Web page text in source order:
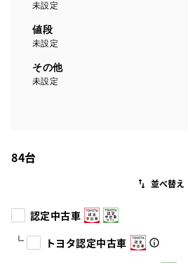
未設定
値段
未設定
その他
未設定
84台
認定中古車
トヨタ認定中古車